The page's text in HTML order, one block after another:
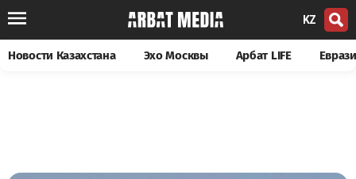
KZ
Новости Казахстана Эхо Москвы Арбат LIFE